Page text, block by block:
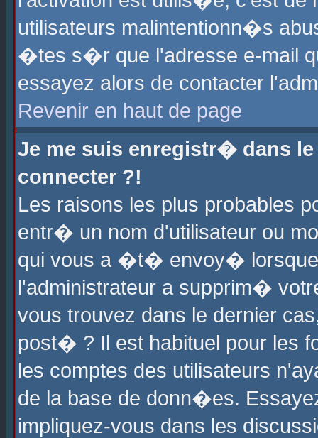
utilisateurs malintentionn�s
�tes s�r que l'adresse e-mail
essayez alors de contacter
Revenir en haut de page
Je me suis enregistr� dans
connecter ?!
Les raisons les plus probables
entr� un nom d'utilisateur ou
qui vous a �t� envoy�
l'administrateur a supprim�
vous trouvez dans le dernier
post� ? Il est habituel pour les
les comptes des utilisateurs
de la base de donn�es.
impliquez-vous dans les